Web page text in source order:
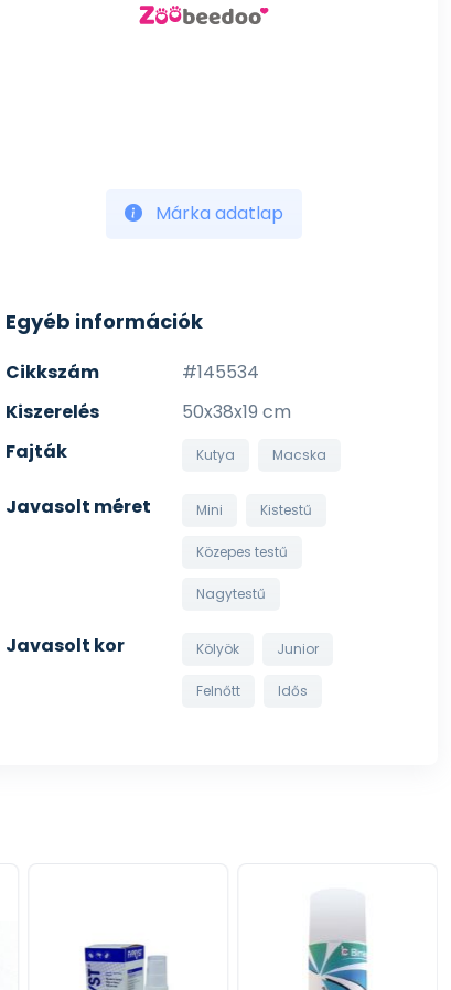
Márka adatlap
Egyéb információk
Cikkszám
#145534
Kiszerelés
50x38x19 cm
Fajták
Kutya Macska
Javasolt méret Mini Kistestű
Közepes testű
Nagytestű
Javasolt kor Kölyök Junior
Felnőtt Idős